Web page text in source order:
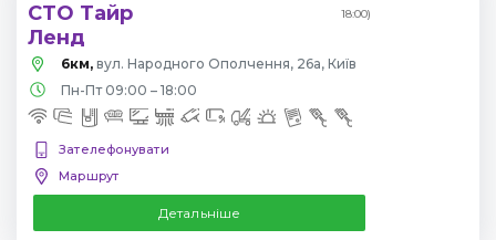
СТО Тайр
Ленд
18:00)
6км, вул. Народного Ополчення, 26а, Київ
Пн-Пт 09:00 – 18:00
Зателефонувати
Маршрут
Детальніше